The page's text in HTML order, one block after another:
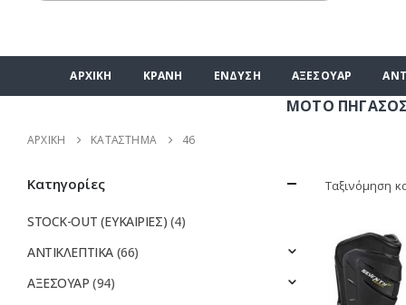
ΑΡΧΙΚΗ ΚΡΑΝΗ ΕΝΔΥΣΗ ΑΞΕΣΟΥΑΡ
ΜΟΤΟ ΠΗΓΑΣΟΣ |
ΑΡΧΙΚΉ ΚΑΤΆΣΤΗΜΑ 46
Ταξινόμηση
Κατηγορίες
STOCK-OUT (ΕΥΚΑΙΡΙΕΣ) (4)
ΑΝΤΙΚΛΕΠΤΙΚΑ (66)
ΑΞΕΣΟΥΑΡ (94)